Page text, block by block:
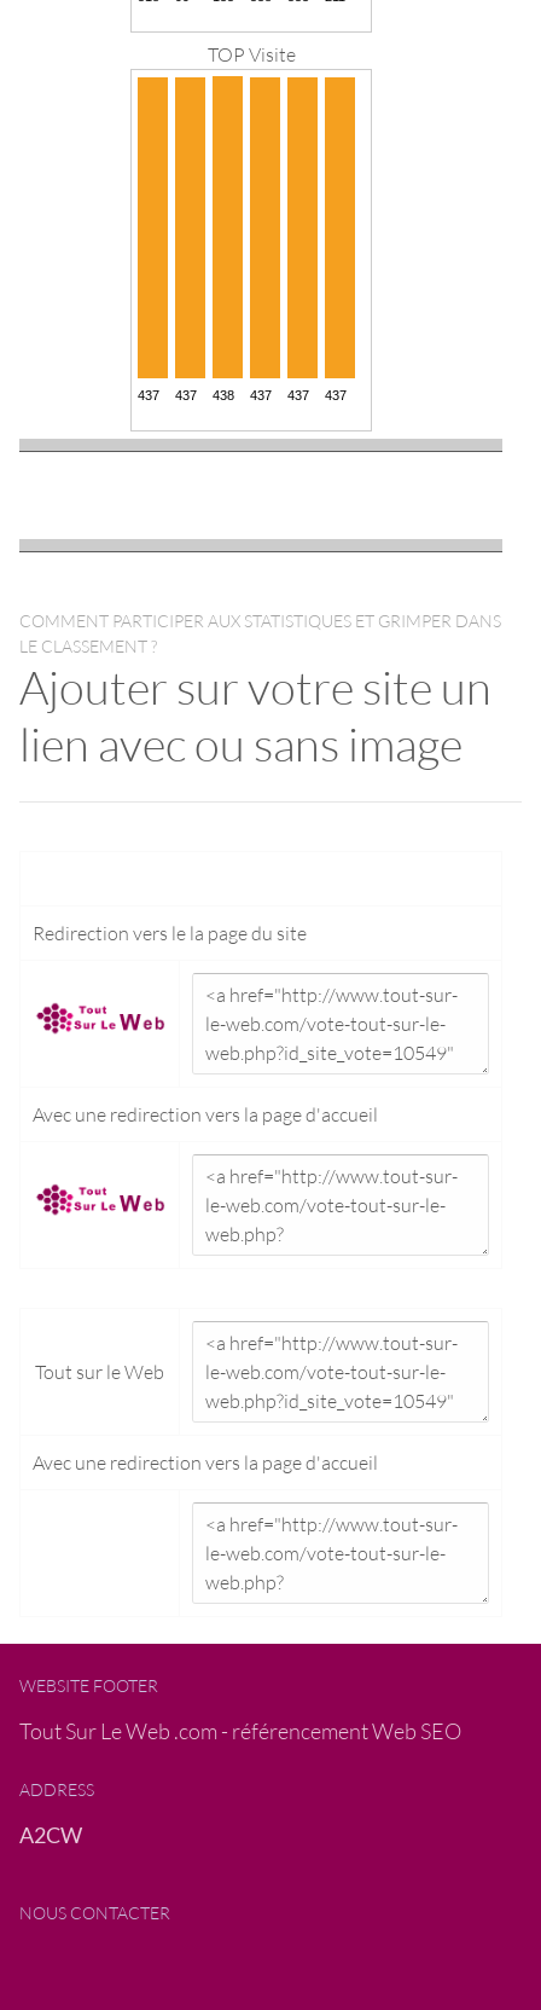
TOP Visite
COMMENT PARTICIPER AUX STATISTIQUES ET GRIMPER DANS
LE CLASSEMENT ?
Ajouter sur votre site un
lien avec ou sans image
Redirection vers le la page du site
Avec une redirection vers la page d'accueil
Tout sur le Web
Avec une redirection vers la page d'accueil
WEBSITE FOOTER
Tout Sur Le Web .com - référencement Web SEO
ADDRESS
A2CW
NOUS CONTACTER